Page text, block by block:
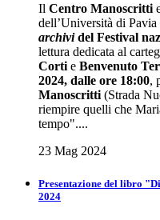
Il Centro Manoscritti
dell’Università di Pavia
archividel Festival
lettura dedicata al
Corti e Benvenuto
2024, dalle ore 18:00,
Manoscritti (Strada
riempire quelli che
tempo"....
23 Mag 2024
Presentazione del libro
2024